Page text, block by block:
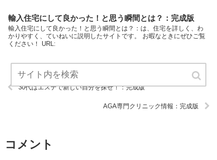
輸入住宅にして良かった！と思う瞬間とは？：完成版
輸入住宅にして良かった！と思う瞬間とは？：は、住宅を詳しく、わ
かりやすく、ていねいに説明したサイトです。 お暇なときにぜひご覧
ください！ URL:
30代はエステで新しい自分を探せ！：完成版
AGA専門クリニック情報：完成版
コメント